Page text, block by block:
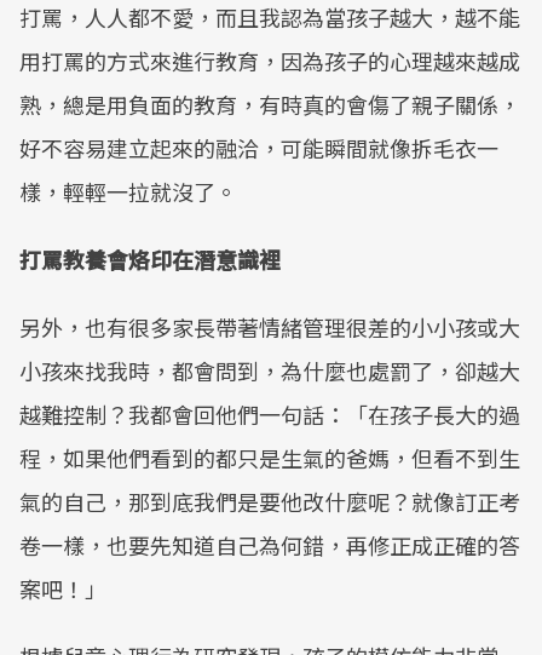
打罵，人人都不愛，而且我認為當孩子越大，越不能
用打罵的方式來進行教育，因為孩子的心理越來越成
熟，總是用負面的教育，有時真的會傷了親子關係，
好不容易建立起來的融洽，可能瞬間就像拆毛衣一
樣，輕輕一拉就沒了。
打罵教養會烙印在潛意識裡
另外，也有很多家長帶著情緒管理很差的小小孩或大
小孩來找我時，都會問到，為什麼也處罰了，卻越大
越難控制？我都會回他們一句話：「在孩子長大的過
程，如果他們看到的都只是生氣的爸媽，但看不到生
氣的自己，那到底我們是要他改什麼呢？就像訂正考
卷一樣，也要先知道自己為何錯，再修正成正確的答
案吧！」